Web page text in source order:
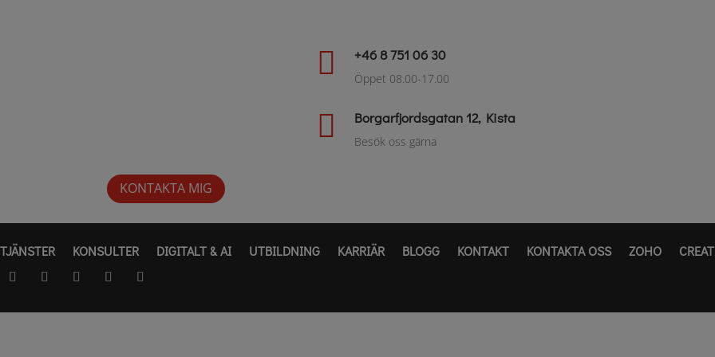
 +46 8 751 06 30
Öppet 08.00-17.00
 Borgarfjordsgatan 12, Kista
Besök oss gärna
KONTAKTA MIG
TJÄNSTER KONSULTER DIGITALT & AI UTBILDNING KARRIÄR BLOGG KONTAKT KONTAKTA OSS ZOHO